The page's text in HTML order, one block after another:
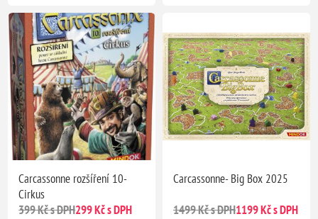
Carcassonne rozšíření 10-
Cirkus
399 Kč s DPH299 Kč s DPH
Carcassonne- Big Box 2025
1499 Kč s DPH1199 Kč s DPH